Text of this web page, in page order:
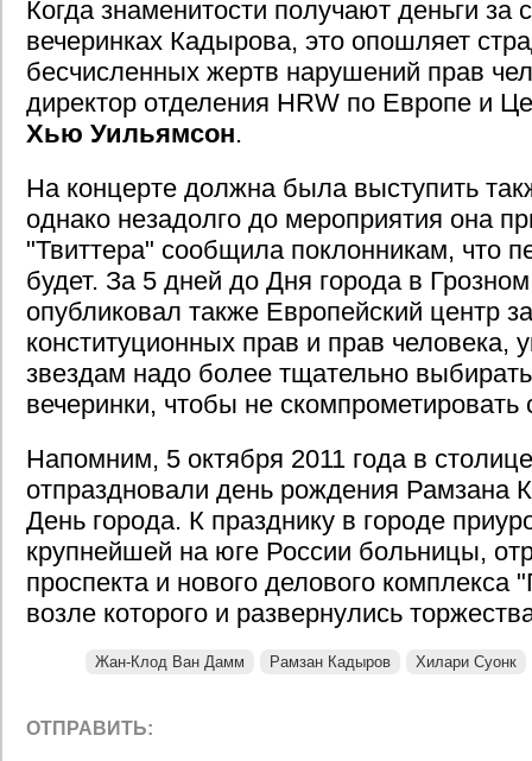
Когда знаменитости получают деньги за
вечеринках Кадырова, это опошляет
бесчисленных жертв нарушений прав
директор отделения HRW по Европе и
Хью Уильямсон.
На концерте должна была выступить
однако незадолго до мероприятия она
"Твиттера" сообщила поклонникам, что
будет. За 5 дней до Дня города в
опубликовал также Европейский центр
конституционных прав и прав человека,
звездам надо более тщательно
вечеринки, чтобы не скомпрометировать
Напомним, 5 октября 2011 года в
отпраздновали день рождения Рамзана
День города. К празднику в городе
крупнейшей на юге России больницы,
проспекта и нового делового комплекса
возле которого и развернулись
Жан-Клод Ван Дамм Рамзан Кадыров Хилари Суонк
ОТПРАВИТЬ: